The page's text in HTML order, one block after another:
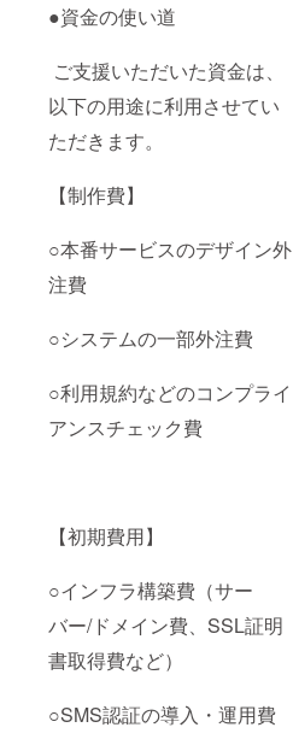
●資金の使い道
ご支援いただいた資金は、
以下の用途に利用させてい
ただきます。
【制作費】
○本番サービスのデザイン外
注費
○システムの一部外注費
○利用規約などのコンプライ
アンスチェック費
【初期費用】
○インフラ構築費（サー
バー/ドメイン費、SSL証明
書取得費など）
○SMS認証の導入・運用費